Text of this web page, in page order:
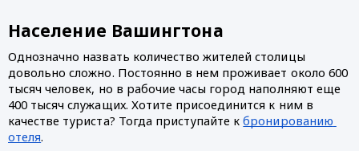
Население Вашингтона
Однозначно назвать количество жителей столицы
довольно сложно. Постоянно в нем проживает около 600
тысяч человек, но в рабочие часы город наполняют еще
400 тысяч служащих. Хотите присоединится к ним в
качестве туриста? Тогда приступайте к бронированию
отеля.